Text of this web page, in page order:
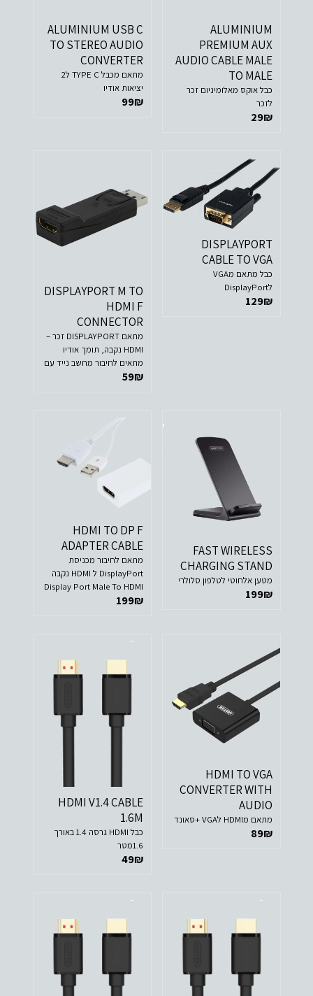
ALUMINIUM
PREMIUM AUX
AUDIO CABLE MALE
TO MALE
כבל אוקס מאלומיניום זכר
לזכר
29₪
ALUMINIUM USB C
TO STEREO AUDIO
CONVERTER
מתאם מכבל TYPE C ל2
יציאות אודיו
99₪
DISPLAYPORT
CABLE TO VGA
כבל מתאם מVGA
לDisplayPort
129₪
DISPLAYPORT M TO
HDMI F
CONNECTOR
מתאם DISPLAYPORT זכר –
HDMI נקבה, תומך אודיו
מתאים לחיבור מחשב נייד עם
Male To HDMI Female
59₪
FAST WIRELESS
CHARGING STAND
מטען אלחוטי לטלפון סלולרי
199₪
HDMI TO DP F
ADAPTER CABLE
מתאם לחיבור מכניסת
DisplayPort ל HDMI נקבה
Display Port Male To HDMI
Female 0.2m Adapter
199₪
HDMI TO VGA
CONVERTER WITH
AUDIO
מתאם מHDMI לVGA +סאונד
89₪
HDMI V1.4 CABLE
1.6M
כבל HDMI גרסה 1.4 באורך
1.6מטר
49₪